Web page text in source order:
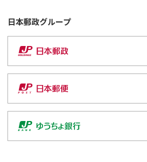
マイページでできること
新規登録
ログイン
長寿支援保険
お見積りシミュレーション
資料請求
保険の探し方のポイント
保険かんたん診断
保険
医療
子育て
ライフプラン
ご挨拶
会社概要
財務情報
株主・投資家のみなさまへ
日本郵政グループとしての取り組み
採用情報
サステナビリティ
株主・投資家のみなさまへ
採用情報
日本郵政グループ